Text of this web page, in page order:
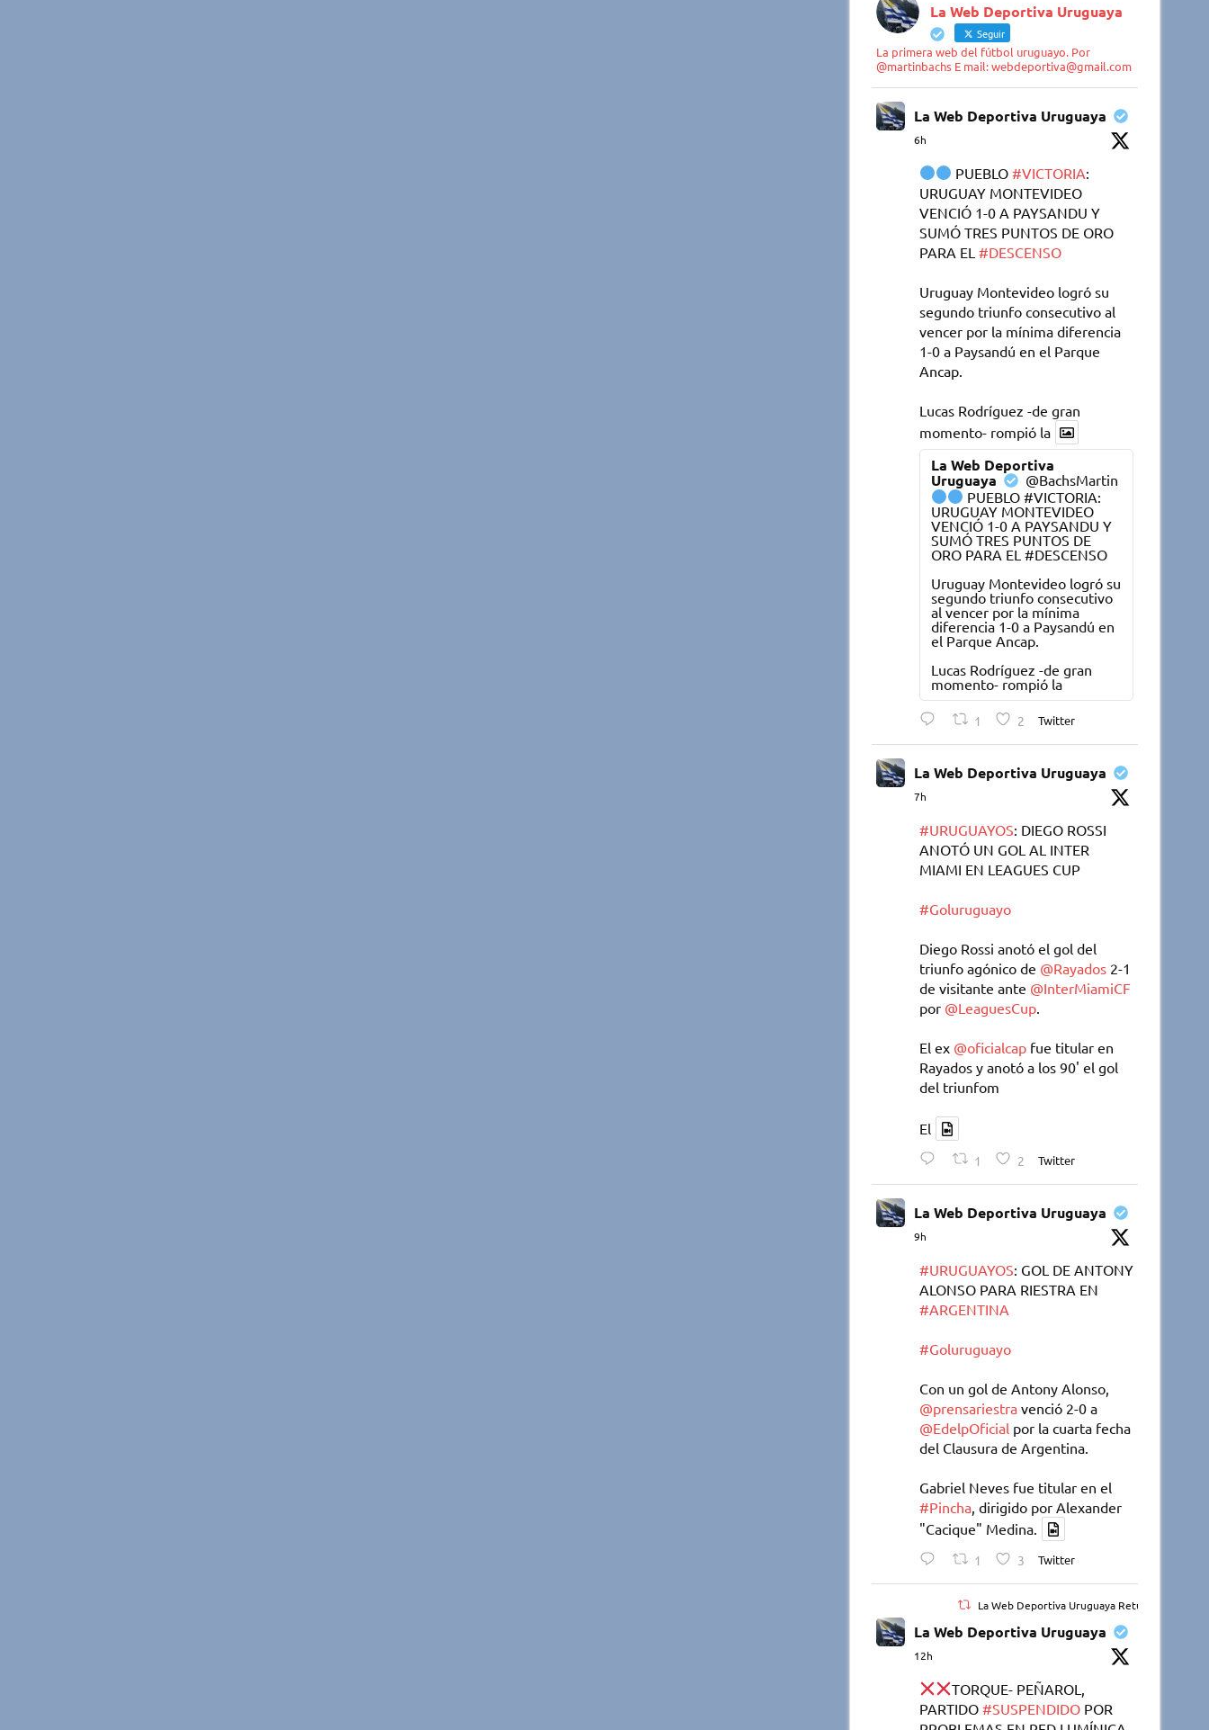
La Web Deportiva Uruguaya
Seguir
La primera web del fútbol uruguayo. Por
@martinbachs E mail: webdeportiva@gmail.com
La Web Deportiva Uruguaya
6h
PUEBLO#VICTORIA:
URUGUAY MONTEVIDEO
VENCIÓ 1-0 A PAYSANDU Y
SUMÓ TRES PUNTOS DE ORO
PARA EL#DESCENSO
Uruguay Montevideo logró su
segundo triunfo consecutivo al
vencer por la mínima diferencia
1-0 a Paysandú en el Parque
Ancap.
Lucas Rodríguez -de gran
momento- rompió la
La Web Deportiva
Uruguaya
@BachsMartin
PUEBLO #VICTORIA:
URUGUAY MONTEVIDEO
VENCIÓ 1-0 A PAYSANDU Y
SUMÓ TRES PUNTOS DE
ORO PARA EL #DESCENSO
Uruguay Montevideo logró su
segundo triunfo consecutivo
al vencer por la mínima
diferencia 1-0 a Paysandú en
el Parque Ancap.
Lucas Rodríguez -de gran
momento- rompió la
1 2 Twitter
La Web Deportiva Uruguaya
7h
#URUGUAYOS: DIEGO ROSSI
ANOTÓ UN GOL AL INTER
MIAMI EN LEAGUES CUP
#Goluruguayo
Diego Rossi anotó el gol del
triunfo agónico de @Rayados 2-1
de visitante ante @InterMiamiCF
por @LeaguesCup.
El ex @oficialcap fue titular en
Rayados y anotó a los 90' el gol
del triunfom
El
1 2 Twitter
La Web Deportiva Uruguaya
9h
#URUGUAYOS: GOL DE ANTONY
ALONSO PARA RIESTRA EN
#ARGENTINA
#Goluruguayo
Con un gol de Antony Alonso,
@prensariestra venció 2-0 a
@EdelpOficial por la cuarta fecha
del Clausura de Argentina.
Gabriel Neves fue titular en el
#Pincha , dirigido por Alexander
"Cacique" Medina.
1 3 Twitter
La Web Deportiva Uruguaya Retuiteado
La Web Deportiva Uruguaya
12h
TORQUE- PEÑAROL,
PARTIDO#SUSPENDIDO POR